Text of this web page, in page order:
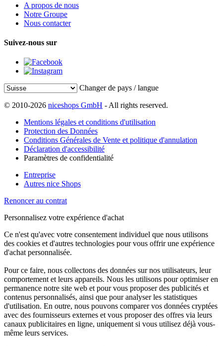
A propos de nous
Notre Groupe
Nous contacter
Suivez-nous sur
Changer de pays / langue
© 2010-2026 niceshops GmbH - All rights reserved.
Mentions légales et conditions d'utilisation
Protection des Données
Conditions Générales de Vente et politique d'annulation
Déclaration d'accessibilité
Paramètres de confidentialité
Entreprise
Autres nice Shops
Renoncer au contrat
Personnalisez votre expérience d'achat
Ce n'est qu'avec votre consentement individuel que nous utilisons
des cookies et d'autres technologies pour vous offrir une expérience
d'achat personnalisée.
Pour ce faire, nous collectons des données sur nos utilisateurs, leur
comportement et leurs appareils. Nous les utilisons pour optimiser en
permanence notre site web et pour vous proposer des publicités et
contenus personnalisés, ainsi que pour analyser les statistiques
d'utilisation. En outre, nous pouvons comparer vos données cryptées
avec des fournisseurs externes et vous proposer des offres via leurs
canaux publicitaires en ligne, uniquement si vous utilisez déjà vous-
même leurs services.